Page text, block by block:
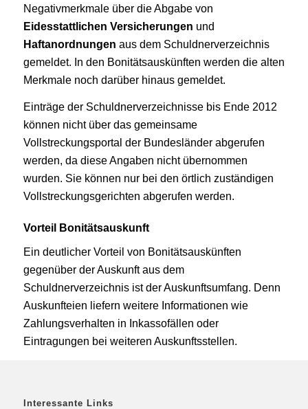
Negativmerkmale über die Abgabe von
Eidesstattlichen Versicherungen und
Haftanordnungen aus dem Schuldnerverzeichnis
gemeldet. In den Bonitätsauskünften werden die alten
Merkmale noch darüber hinaus gemeldet.
Einträge der Schuldnerverzeichnisse bis Ende 2012
können nicht über das gemeinsame
Vollstreckungsportal der Bundesländer abgerufen
werden, da diese Angaben nicht übernommen
wurden. Sie können nur bei den örtlich zuständigen
Vollstreckungsgerichten abgerufen werden.
Vorteil Bonitätsauskunft
Ein deutlicher Vorteil von Bonitätsauskünften
gegenüber der Auskunft aus dem
Schuldnerverzeichnis ist der Auskunftsumfang. Denn
Auskunfteien liefern weitere Informationen wie
Zahlungsverhalten in Inkassofällen oder
Eintragungen bei weiteren Auskunftsstellen.
Interessante Links